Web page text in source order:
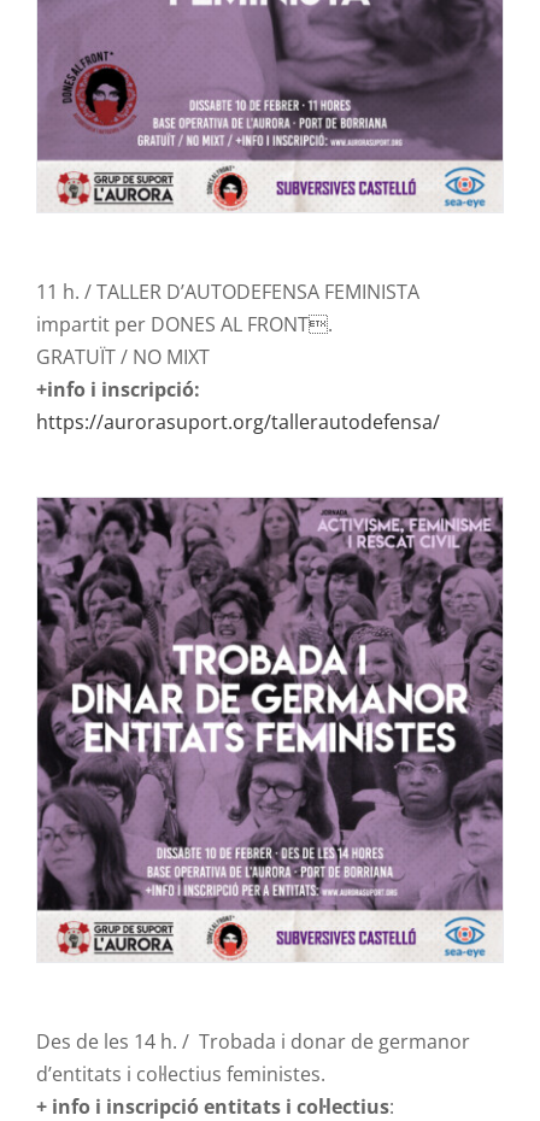
11 h. / TALLER D’AUTODEFENSA FEMINISTA
impartit per DONES AL FRONT.
GRATUÏT / NO MIXT
+info i inscripció:
https://aurorasuport.org/tallerautodefensa/
Des de les 14 h. / Trobada i donar de germanor
d’entitats i col·lectius feministes.
+ info i inscripció entitats i col·lectius: